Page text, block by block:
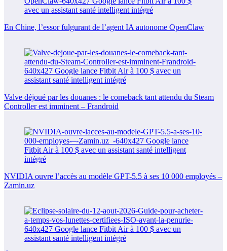
En Chine, l’essor fulgurant de l’agent IA autonome OpenClaw
Valve déjoué par les douanes : le comeback tant attendu du Steam
Controller est imminent – Frandroid
NVIDIA ouvre l’accès au modèle GPT-5.5 à ses 10 000 employés –
Zamin.uz